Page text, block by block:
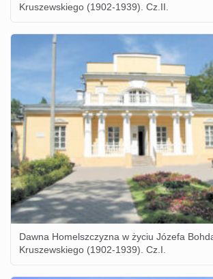
Kruszewskiego (1902-1939). Cz.II.
Dawna Homelszczyzna w życiu Józefa
Kruszewskiego (1902-1939). Cz.I.